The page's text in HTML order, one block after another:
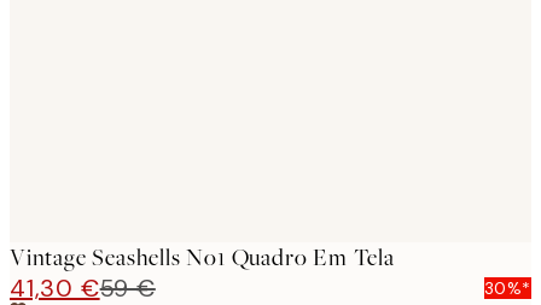
Vintage Seashells No1 Quadro Em Tela
41,30 €59 € 30%*